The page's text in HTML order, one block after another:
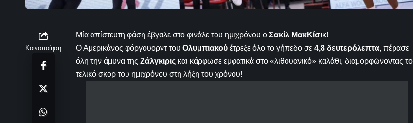
Κοινοποίηση
Μία απίστευτη φάση έβγαλε στο φινάλε του ημιχρόνου ο Σακίλ ΜακΚίσικ!
Ο Αμερικάνος φόργουορντ του Ολυμπιακού έτρεξε όλο το γήπεδο σε 4,8 δευτερόλεπτα, πέρασε
όλη την άμυνα της Ζάλγκιρις και κάρφωσε εμφατικά στο «λιθουανικό» καλάθι, διαμορφώνοντας το
τελικό σκορ του ημιχρόνου στη λήξη του χρόνου!